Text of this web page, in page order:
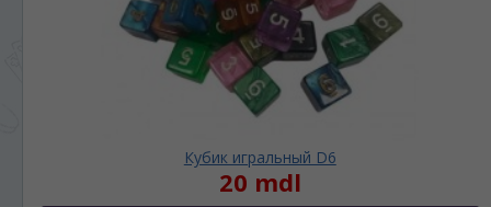
Кубик игральный D6
20 mdl